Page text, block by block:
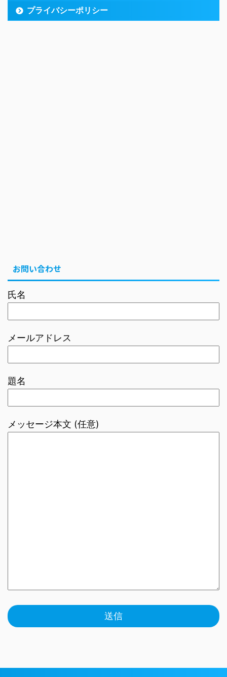
プライバシーポリシー
お問い合わせ
氏名
メールアドレス
題名
メッセージ本文 (任意)